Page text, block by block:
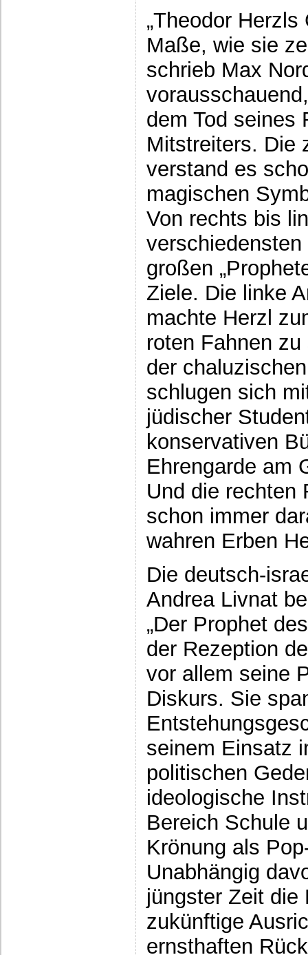
„Theodor
Maße, wie sie
schrieb Max
dem Tod seines
Mitstreiters. Die
verstand es
magischen
Von rechts bis
großen
Ziele. Die linke
machte Herzl
roten Fahnen
der
schlugen sich
jüdischer
konservativen
Ehrengarde am
Und die rechten
schon immer
wahren Erben
Die deutsch-
Andrea Livnat
„Der Prophet
der Rezeption
vor allem seine
Diskurs. Sie
seinem Einsatz
politischen
ideologische
Bereich Schule
Krönung als
Unabhängig
jüngster Zeit die
zukünftige
ernsthaften